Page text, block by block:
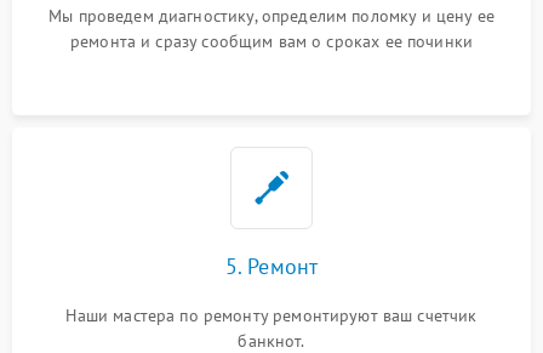
Мы проведем диагностику, определим поломку и цену ее
ремонта и сразу сообщим вам о сроках ее починки
5. Ремонт
Наши мастера по ремонту ремонтируют ваш счетчик
банкнот.